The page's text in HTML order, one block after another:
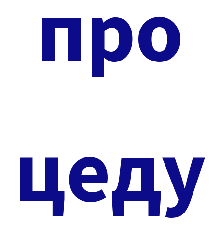
ДОКУМЕНТЫ
Документы направляются вам электронной копией.
Отправка документов в печатном виде происходит за
доплату. Часть сопроводительных документов
доступна для скачивания. Итак, приобретая аппарат
про
цеду